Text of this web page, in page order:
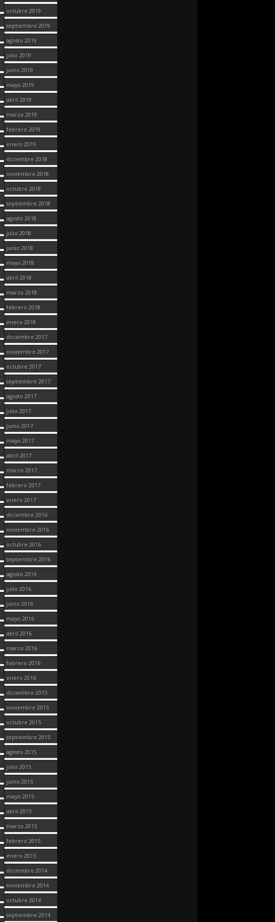
octubre 2019
septiembre 2019
agosto 2019
julio 2019
junio 2019
mayo 2019
abril 2019
marzo 2019
febrero 2019
enero 2019
diciembre 2018
noviembre 2018
octubre 2018
septiembre 2018
agosto 2018
julio 2018
junio 2018
mayo 2018
abril 2018
marzo 2018
febrero 2018
enero 2018
diciembre 2017
noviembre 2017
octubre 2017
septiembre 2017
agosto 2017
julio 2017
junio 2017
mayo 2017
abril 2017
marzo 2017
febrero 2017
enero 2017
diciembre 2016
noviembre 2016
octubre 2016
septiembre 2016
agosto 2016
julio 2016
junio 2016
mayo 2016
abril 2016
marzo 2016
febrero 2016
enero 2016
diciembre 2015
noviembre 2015
octubre 2015
septiembre 2015
agosto 2015
julio 2015
junio 2015
mayo 2015
abril 2015
marzo 2015
febrero 2015
enero 2015
diciembre 2014
noviembre 2014
octubre 2014
septiembre 2014